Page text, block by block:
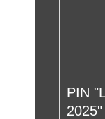
PIN
2025"